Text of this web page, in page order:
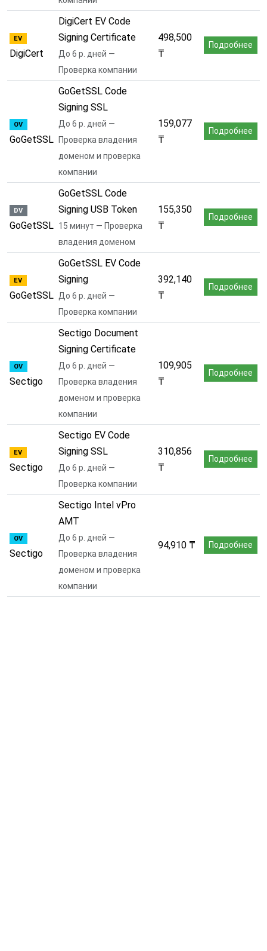
EV
DigiCert
DigiCert EV Code
Signing Certificate
До 6 р. дней —
Проверка компании
498,500
₸
Подробнее
OV
GoGetSSL
GoGetSSL Code
Signing SSL
До 6 р. дней —
Проверка владения
доменом и проверка
компании
159,077
₸
Подробнее
DV
GoGetSSL
GoGetSSL Code
Signing USB Token
15 минут — Проверка
владения доменом
155,350
₸
Подробнее
EV
GoGetSSL
GoGetSSL EV Code
Signing
До 6 р. дней —
Проверка компании
392,140
₸
Подробнее
OV
Sectigo
Sectigo Document
Signing Certificate
До 6 р. дней —
Проверка владения
доменом и проверка
компании
109,905
₸
Подробнее
EV
Sectigo
Sectigo EV Code
Signing SSL
До 6 р. дней —
Проверка компании
310,856
₸
Подробнее
OV
Sectigo
Sectigo Intel vPro
AMT
До 6 р. дней —
Проверка владения
доменом и проверка
компании
94,910 ₸ Подробнее